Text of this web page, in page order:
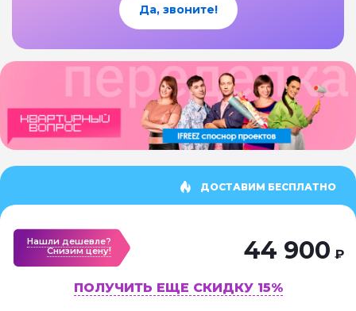
Да, звоните!
ДОСТАВИМ БЕСПЛАТНО
Нашли дешевле?
Cнизим цену!
44 900 ₽
ПОЛУЧИТЬ ЕЩЕ СКИДКУ 15%